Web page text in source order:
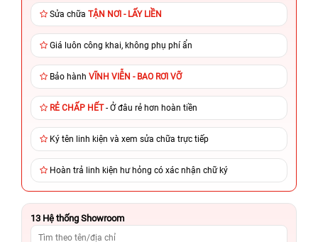
Sửa chữa TẬN NƠI - LẤY LIỀN
Giá luôn công khai, không phụ phí ẩn
Bảo hành VĨNH VIỄN - BAO RƠI VỠ
RẺ CHẤP HẾT- Ở đâu rẻ hơn hoàn tiền
Ký tên linh kiện và xem sửa chữa trực tiếp
Hoàn trả linh kiện hư hỏng có xác nhận chữ ký
13 Hệ thống Showroom